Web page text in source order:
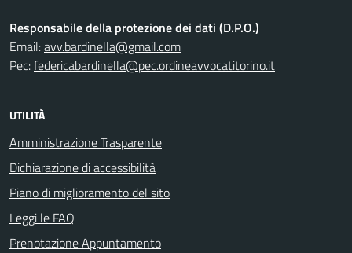
Responsabile della protezione dei dati (D.P.O.)
Email:avv.bardinella@gmail.com
Pec:federicabardinella@pec.ordineavvocatitorino.it
UTILITÀ
Amministrazione Trasparente
Dichiarazione di accessibilità
Piano di miglioramento del sito
Leggi le FAQ
Prenotazione Appuntamento